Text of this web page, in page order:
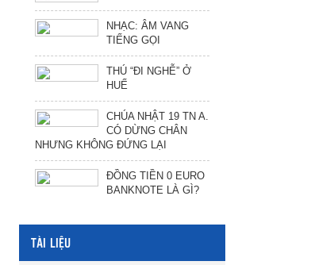
NHẠC: ÂM VANG
TIẾNG GỌI
THÚ “ĐI NGHỄ” Ở
HUẾ
CHÚA NHẬT 19 TN A.
CÓ DỪNG CHÂN
NHƯNG KHÔNG ĐỨNG LẠI
ĐỒNG TIỀN 0 EURO
BANKNOTE LÀ GÌ?
TÀI LIỆU